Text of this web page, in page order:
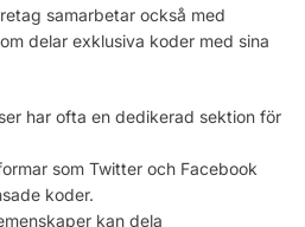
samarbetar också med
delar exklusiva koder med sina
har ofta en dedikerad sektion för
som Twitter och Facebook
koder.
kan dela